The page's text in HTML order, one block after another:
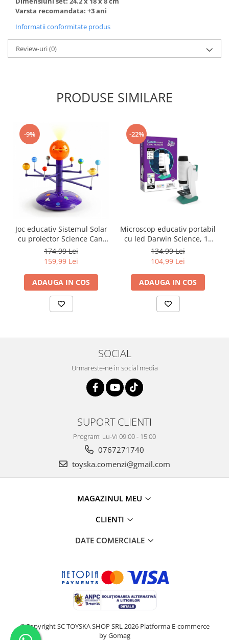
Varsta recomandata: +3 ani
Informatii conformitate produs
Review-uri(0)
PRODUSE SIMILARE
-9%
Joc educativ Sistemul Solar
cu proiector Science Can,
multicolor
174,99 Lei
159,99 Lei
ADAUGA IN COS
-22%
Microscop educativ portabil
cu led Darwin Science, 14
cm
134,99 Lei
104,99 Lei
ADAUGA IN COS
SOCIAL
Urmareste-ne in social media
SUPORT CLIENTI
Program: Lu-Vi 09:00 - 15:00
0767271740
toyska.comenzi@gmail.com
MAGAZINUL MEU
CLIENTI
DATE COMERCIALE
©Copyright SC TOYSKA SHOP SRL 2026 Platforma E-commerce
by Gomag